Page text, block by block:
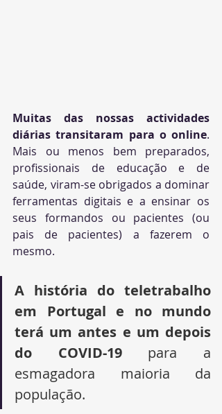
Muitas das nossas actividades
diárias transitaram para o online.
Mais ou menos bem preparados,
profissionais de educação e de
saúde, viram-se obrigados a dominar
ferramentas digitais e a ensinar os
seus formandos ou pacientes (ou
pais de pacientes) a fazerem o
mesmo.
A história do teletrabalho
em Portugal e no mundo
terá um antes e um depois
do COVID-19 para a
esmagadora maioria da
população.